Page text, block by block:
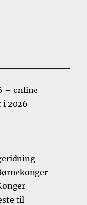
– online
i 2026
til